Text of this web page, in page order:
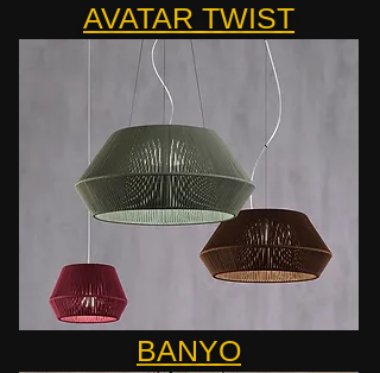
AVATAR TWIST
BANYO